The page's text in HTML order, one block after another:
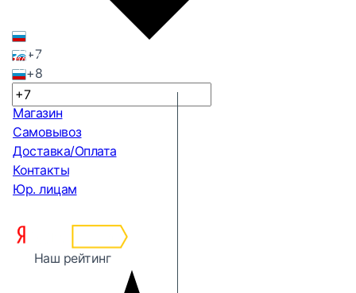
+7
+8
Магазин
Самовывоз
Доставка/Оплата
Контакты
Юр. лицам
Наш рейтинг